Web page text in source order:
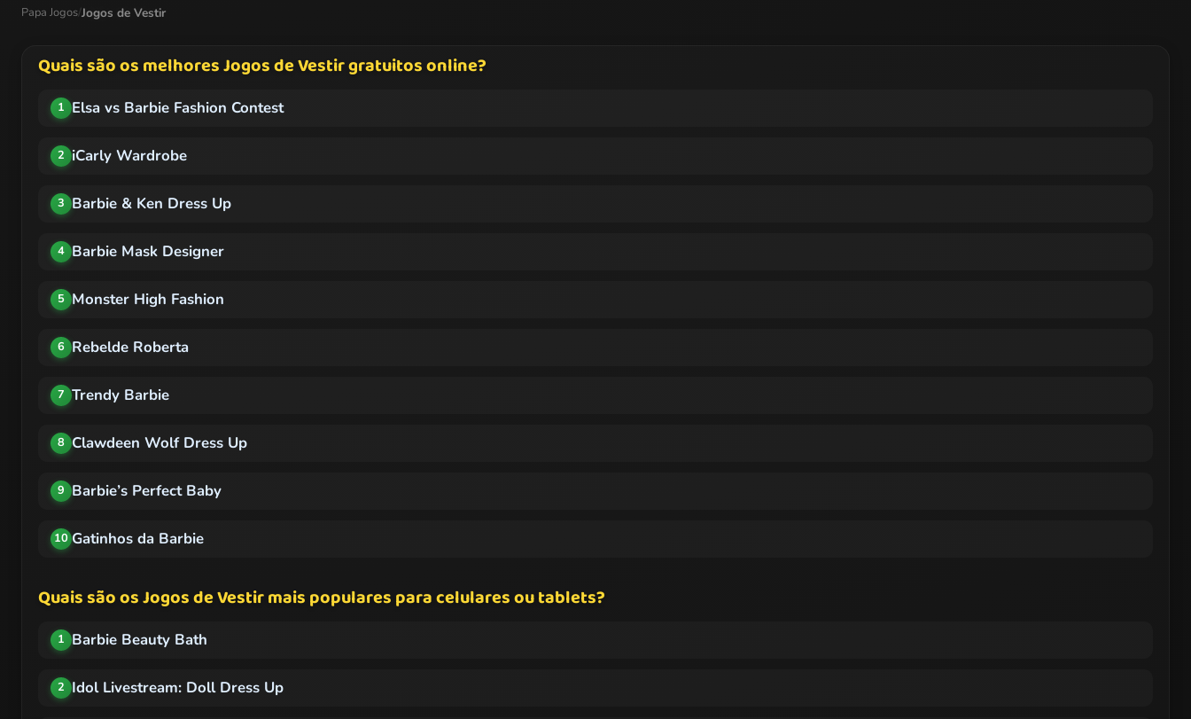
Papa Jogos/Jogos de Vestir
Quais são os melhores Jogos de Vestir gratuitos online?
1 Elsa vs Barbie Fashion Contest
2 iCarly Wardrobe
3 Barbie & Ken Dress Up
4 Barbie Mask Designer
5 Monster High Fashion
6 Rebelde Roberta
7 Trendy Barbie
8 Clawdeen Wolf Dress Up
9 Barbie’s Perfect Baby
10 Gatinhos da Barbie
Quais são os Jogos de Vestir mais populares para celulares ou tablets?
1 Barbie Beauty Bath
2 Idol Livestream: Doll Dress Up